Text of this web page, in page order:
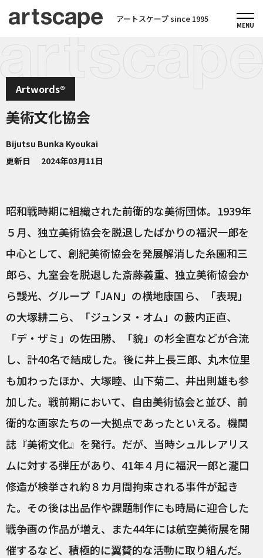
アートスケープ since 1995
Artwords®
美術文化協会
Bijutsu Bunka Kyoukai
更新日
2024年03月11日
昭和戦時期に組織された前衛的な美術団体。1939年
５月、独立美術協会を脱退したばかりの福沢一郎を
中心として、創紀美術協会を発展解消した糸園和三
郎ら、九室会を脱退した斎藤義重、独立美術協会か
ら靉光、グループ「JAN」の横地康国ら、「表現」
の大塚耕二ら、「ジュンヌ・オム」の藪内正直、
「デ・ザミ」の佐田勝、「貌」の杉全直などが合流
し、計40名で結成した。後に井上長三郎、丸木位里
も加わったほか、大塚睦、山下菊二、井出則雄も参
加した。戦前期において、自由美術協会と並び、前
衛的な画家たちの一大拠点であったといえる。機関
誌『美術文化』を発行。だが、当時シュルレアリス
ムに対する弾圧があり、41年４月に福沢一郎と瀧口
修造が検挙され約８カ月間拘束される事件が起き
た。その後は出品作や課題制作にも時局に迎合した
戦争画の作品が増え、また44年には航空美術展を開
催するなど、積極的に翼賛的な活動に取り組んだ。